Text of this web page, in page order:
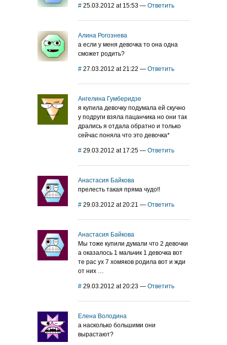
# 25.03.2012 at 15:53 — Ответить
Алина Рогознева
а если у меня девочка то она одна
сможет родить?
# 27.03.2012 at 21:22 — Ответить
Ангелина Гумберидзе
я купила девочку подумала ей скучно
у подруги взяла пацанчика но они так
дрались я отдала обратно и только
сейчас поняла что это девочка*
# 29.03.2012 at 17:25 — Ответить
Анастасия Байкова
прелесть такая пряма чудо!!
# 29.03.2012 at 20:21 — Ответить
Анастасия Байкова
Мы тоже купили думали что 2 девочки
а оказалось 1 мальчик 1 девочка вот
те рас ух 7 хомяков родила вот и жди
от них …
# 29.03.2012 at 20:23 — Ответить
Елена Володина
а насколько большими они
вырастают?